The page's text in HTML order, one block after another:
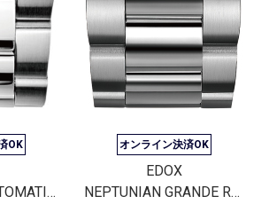
OK
NEPTUNIAN AUTOMATIC JAPAN LIMITED EDITION
オンライン決済OK
EDOX
NEPTUNIAN GRANDE RESERVE DATE AUTOMATIC